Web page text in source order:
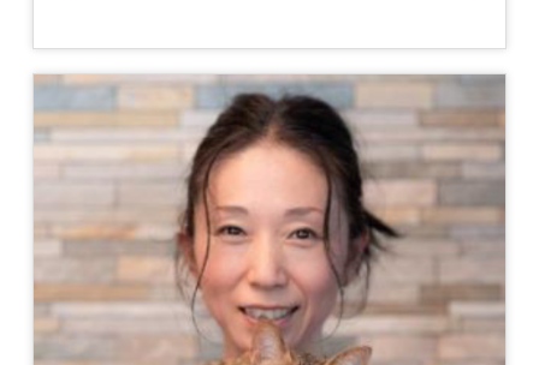
について
マハーアヴァター・ババジとスワミ・ヴ
ィシュワナンダによって伝えられた強力
なヒーリングのワーク。聖音オームを参
加者全員で二重円をつくって響かせるこ
とで、参加者の心と体と魂のバランスを
整え、喜びに満ちた人生へと導きます。
またそのエネルギーは他者へも送ること
ができ、周りの環境、街、動物、自然、
土地、エネルギー、生きとし生けるも
の、故人をも癒します。 そして、母なる
地球に大いなる素晴らしい癒しと恩恵を
もたらし、人間世界のバランス、またそ
の一体性を取り戻す助けとなります。